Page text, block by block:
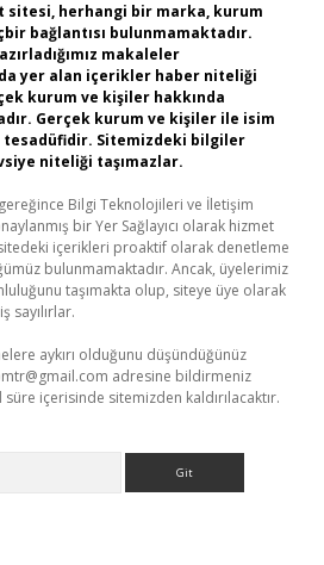
sitesi, herhangi bir marka, kurum
bağlantısı bulunmamaktadır.
makaleler
yer alan içerikler haber niteliği
kurum ve kişiler hakkında
Gerçek kurum ve kişiler ile isim
Sitemizdeki bilgiler
niteliği taşımazlar.
gereğince Bilgi Teknolojileri ve İletişim
bir Yer Sağlayıcı olarak hizmet
içerikleri proaktif olarak denetleme
bulunmamaktadır. Ancak, üyelerimiz
taşımakta olup, siteye üye olarak
sayılırlar.
aykırı olduğunu düşündüğünüz
adresine bildirmeniz
içerisinde sitemizden kaldırılacaktır.